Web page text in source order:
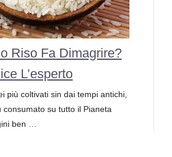
Riso Fa Dimagrire?
L’esperto
più coltivati sin dai tempi antichi,
consumato su tutto il Pianeta
ben …